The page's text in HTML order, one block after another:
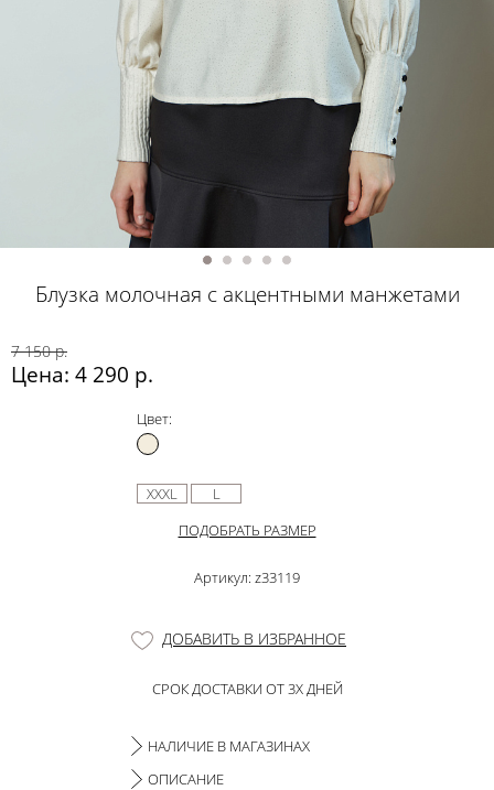
Блузка молочная с акцентными манжетами
7 150 р.
Цена: 4 290 р.
Цвет:
XXXL
L
ПОДОБРАТЬ РАЗМЕР
Артикул: z33119
ДОБАВИТЬ В ИЗБРАННОЕ
СРОК ДОСТАВКИ ОТ 3Х ДНЕЙ
НАЛИЧИЕ В МАГАЗИНАХ
ОПИСАНИЕ